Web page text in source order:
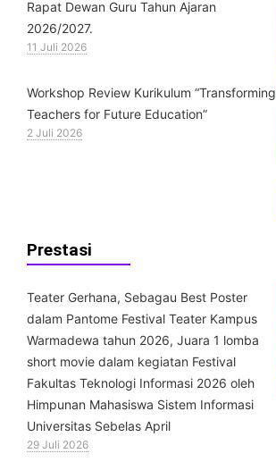
Rapat Dewan Guru Tahun Ajaran
2026/2027.
11 Juli 2026
Workshop Review Kurikulum “Transforming
Teachers for Future Education”
2 Juli 2026
Prestasi
Teater Gerhana, Sebagau Best Poster
dalam Pantome Festival Teater Kampus
Warmadewa tahun 2026, Juara 1 lomba
short movie dalam kegiatan Festival
Fakultas Teknologi Informasi 2026 oleh
Himpunan Mahasiswa Sistem Informasi
Universitas Sebelas April
29 Juli 2026